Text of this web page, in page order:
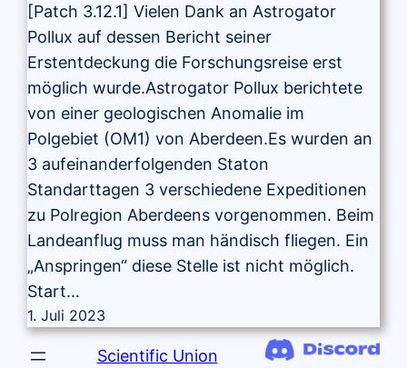
[Patch 3.12.1] Vielen Dank an Astrogator
Pollux auf dessen Bericht seiner
Erstentdeckung die Forschungsreise erst
möglich wurde.Astrogator Pollux berichtete
von einer geologischen Anomalie im
Polgebiet (OM1) von Aberdeen.Es wurden an
3 aufeinanderfolgenden Staton
Standarttagen 3 verschiedene Expeditionen
zu Polregion Aberdeens vorgenommen. Beim
Landeanflug muss man händisch fliegen. Ein
„Anspringen“ diese Stelle ist nicht möglich.
Start…
1. Juli 2023
Scientific Union